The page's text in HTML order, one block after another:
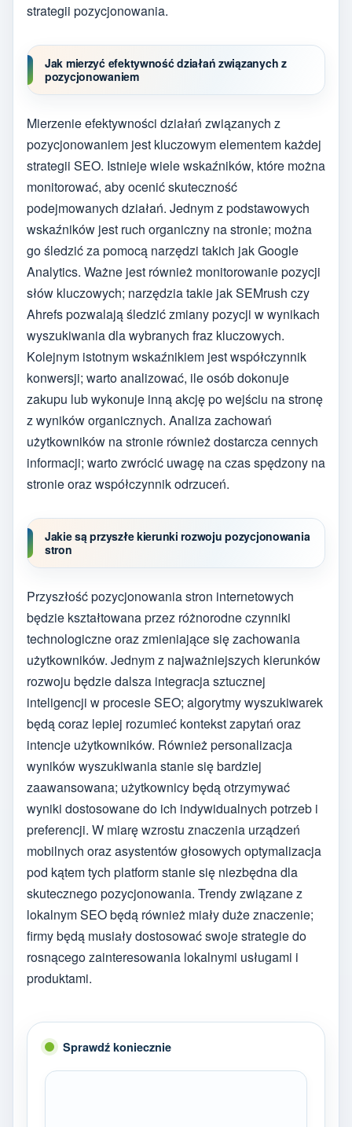
strategii pozycjonowania.
Jak mierzyć efektywność działań związanych z
pozycjonowaniem
Mierzenie efektywności działań związanych z
pozycjonowaniem jest kluczowym elementem każdej
strategii SEO. Istnieje wiele wskaźników, które można
monitorować, aby ocenić skuteczność
podejmowanych działań. Jednym z podstawowych
wskaźników jest ruch organiczny na stronie; można
go śledzić za pomocą narzędzi takich jak Google
Analytics. Ważne jest również monitorowanie pozycji
słów kluczowych; narzędzia takie jak SEMrush czy
Ahrefs pozwalają śledzić zmiany pozycji w wynikach
wyszukiwania dla wybranych fraz kluczowych.
Kolejnym istotnym wskaźnikiem jest współczynnik
konwersji; warto analizować, ile osób dokonuje
zakupu lub wykonuje inną akcję po wejściu na stronę
z wyników organicznych. Analiza zachowań
użytkowników na stronie również dostarcza cennych
informacji; warto zwrócić uwagę na czas spędzony na
stronie oraz współczynnik odrzuceń.
Jakie są przyszłe kierunki rozwoju pozycjonowania
stron
Przyszłość pozycjonowania stron internetowych
będzie kształtowana przez różnorodne czynniki
technologiczne oraz zmieniające się zachowania
użytkowników. Jednym z najważniejszych kierunków
rozwoju będzie dalsza integracja sztucznej
inteligencji w procesie SEO; algorytmy wyszukiwarek
będą coraz lepiej rozumieć kontekst zapytań oraz
intencje użytkowników. Również personalizacja
wyników wyszukiwania stanie się bardziej
zaawansowana; użytkownicy będą otrzymywać
wyniki dostosowane do ich indywidualnych potrzeb i
preferencji. W miarę wzrostu znaczenia urządzeń
mobilnych oraz asystentów głosowych optymalizacja
pod kątem tych platform stanie się niezbędna dla
skutecznego pozycjonowania. Trendy związane z
lokalnym SEO będą również miały duże znaczenie;
firmy będą musiały dostosować swoje strategie do
rosnącego zainteresowania lokalnymi usługami i
produktami.
Sprawdź koniecznie